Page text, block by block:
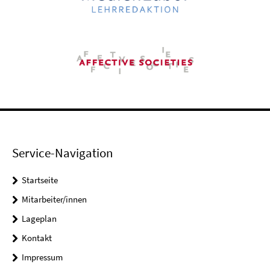
Service-Navigation
Startseite
Mitarbeiter/innen
Lageplan
Kontakt
Impressum